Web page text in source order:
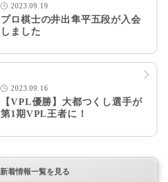
2023.09.19
プロ棋士の井出隼平五段が入会
しました
2023.09.16
【VPL優勝】大都つくし選手が
第1期VPL王者に！
新着情報一覧を見る